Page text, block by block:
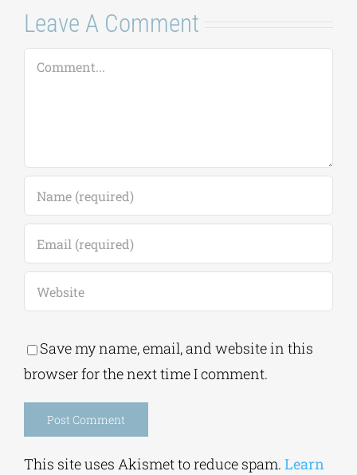
Leave A Comment
Comment
Save my name, email, and website in this
browser for the next time I comment.
This site uses Akismet to reduce spam. Learn